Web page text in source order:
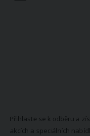
Přihlaste se k odběru a
akcích a speciálních